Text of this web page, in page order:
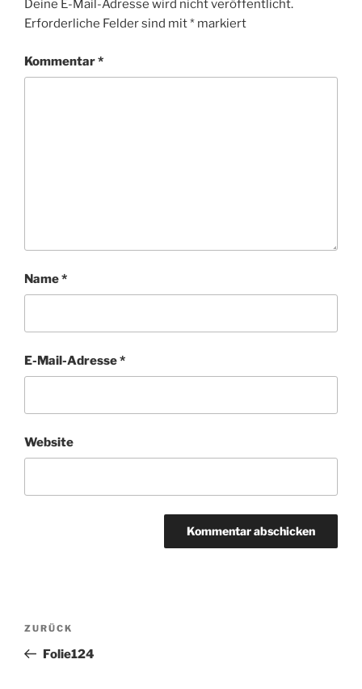
Deine E-Mail-Adresse wird nicht veröffentlicht.
Erforderliche Felder sind mit* markiert
Kommentar*
Name*
E-Mail-Adresse*
Website
Beitragsnavigation
Vorheriger
Beitrag
ZURÜCK
Folie124